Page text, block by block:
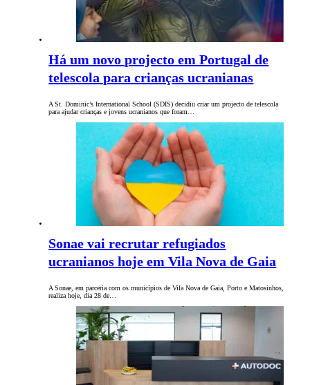
Há um novo projecto em Portugal de
telescola para crianças ucranianas
A St. Dominic’s International School (SDIS) decidiu criar um projecto de telescola
para ajudar crianças e jovens ucranianos que foram…
Sonae vai recrutar refugiados
ucranianos hoje em Vila Nova de Gaia
A Sonae, em parceria com os municípios de Vila Nova de Gaia, Porto e Matosinhos,
realiza hoje, dia 28 de…